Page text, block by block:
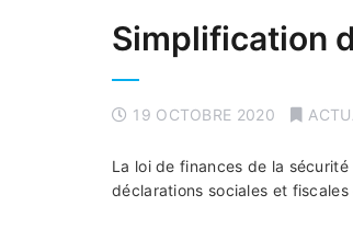
Simplification
19 OCTOBRE 2020
La loi de finances de la
déclarations sociales et